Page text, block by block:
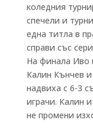
коледния
спечели и
една титла в
справи със
На финала Иво
Калин Кънчев
надвиха с 6-3
играчи. Калин
не промени